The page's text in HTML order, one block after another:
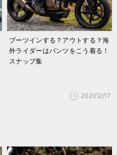
ブーツインする？アウトする？海
外ライダーはパンツをこう着る！
スナップ集
2021/12/17